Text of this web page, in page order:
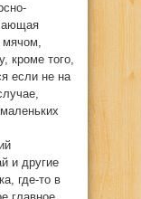
мячом,
кроме того,
если не на
и другие
где-то в